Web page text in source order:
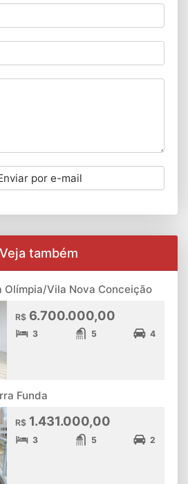
por e-mail
Veja também
Olímpia/Vila Nova Conceição
R$ 6.700.000,00
3 5 4
Funda
R$ 1.431.000,00
3 5 2